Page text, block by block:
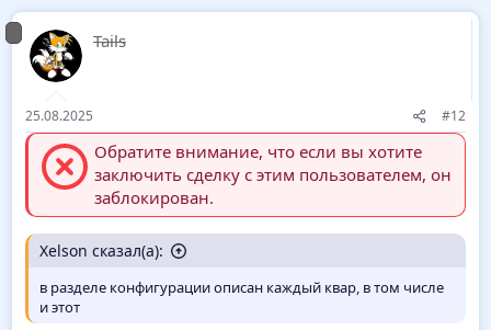
Tails
25.08.2025 #12
Обратите внимание, что если вы хотите
заключить сделку с этим пользователем, он
заблокирован.
Xelson сказал(а):
в разделе конфигурации описан каждый квар, в том числе
и этот